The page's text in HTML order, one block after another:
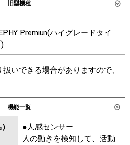
GCXA16013XU
ZRMP160KL6 PCZ-
GP160RGH9
P160T7GNC
PA-P160T7GNCX
P160T7GC
旧型機種
SSRH160CN
SSRH160BYN
SSRJH160BF
SSRH160BFN
RCXA16043MU
RCXA16012M
Premiun(ハイグレードタイ
)
いできる場合がありますので、
機能一覧
●人感センサー
人の動きを検知して、活動